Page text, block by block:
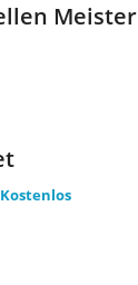
Meister
Kostenlos